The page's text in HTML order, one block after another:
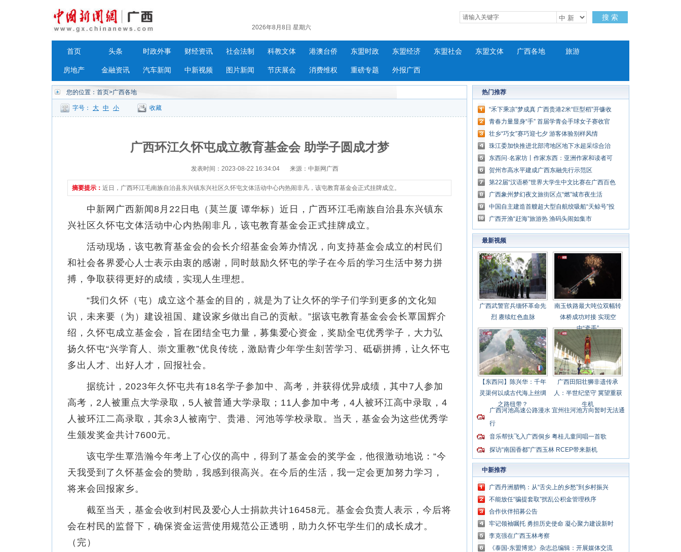
2026年8月8日 星期六
搜 索
首页 头条 时政外事 财经资讯 社会法制 科教文体 港澳台侨 东盟时政 东盟经济 东盟社会 东盟文体 广西各地 旅游
房地产 金融资讯 汽车新闻 中新视频 图片新闻 节庆展会 消费维权 重磅专题 外报广西
您的位置： 首页>广西各地
字号： 大 中 小 收藏
广西环江久怀屯成立教育基金会 助学子圆成才梦
发表时间：2023-08-22 16:34:04 来源：中新网广西
摘要提示： 近日，广西环江毛南族自治县东兴镇东兴社区久怀屯文体活动中心内热闹非凡，该屯教育基金会正式挂牌成立。
中新网广西新闻8月22日电（莫兰厦 谭华标）近日，广西环江毛南族自治县东兴镇东
兴社区久怀屯文体活动中心内热闹非凡，该屯教育基金会正式挂牌成立。
活动现场，该屯教育基金会的会长介绍基金会筹办情况，向支持基金会成立的村民们
和社会各界爱心人士表示由衷的感谢，同时鼓励久怀屯的学子在今后的学习生活中努力拼
搏，争取获得更好的成绩，实现人生理想。
“我们久怀（屯）成立这个基金的目的，就是为了让久怀的学子们学到更多的文化知
识，未来要（为）建设祖国、建设家乡做出自己的贡献。”据该屯教育基金会会长覃国辉介
绍，久怀屯成立基金会，旨在团结全屯力量，募集爱心资金，奖励全屯优秀学子，大力弘
扬久怀屯“兴学育人、崇文重教”优良传统，激励青少年学生刻苦学习、砥砺拼搏，让久怀屯
多出人才、出好人才，回报社会。
据统计，2023年久怀屯共有18名学子参加中、高考，并获得优异成绩，其中7人参加
高考，2人被重点大学录取，5人被普通大学录取；11人参加中考，4人被环江高中录取，4
人被环江二高录取，其余3人被南宁、贵港、河池等学校录取。当天，基金会为这些优秀学
生颁发奖金共计7600元。
该屯学生覃浩瀚今年考上了心仪的高中，得到了基金会的奖学金，他很激动地说：“今
天我受到了久怀基金会的赞助，我感到很高兴。在今后的生活，我一定会更加努力学习，
将来会回报家乡。
截至当天，基金会收到村民及爱心人士捐款共计16458元。基金会负责人表示，今后将
会在村民的监督下，确保资金运营使用规范公正透明，助力久怀屯学生们的成长成才。
（完）
热门推荐
“禾下乘凉”梦成真 广西贵港2米“巨型稻”开镰收
割
青春力量显身“手” 首届学青会手球女子赛收官
壮乡“巧女”赛巧迎七夕 游客体验别样风情
珠江委加快推进北部湾地区地下水超采综合治
理
东西问·名家坊丨作家东西：亚洲作家和读者可
有良好“化学反应”
贺州市高水平建成广西东融先行示范区
第22届“汉语桥”世界大学生中文比赛在广西百色
启动
广西象州梦幻夜文旅街区点“燃”城市夜生活
中国自主建造首艘超大型自航绞吸船“天鲸号”投
入平陆运河建设施工
广西开渔“赶海”旅游热 渔码头闹如集市
最新视频
广西武警官兵缅怀革命先
烈 赓续红色血脉
南玉铁路最大吨位双幅转
体桥成功对接 实现空
中“牵手”
【东西问】陈兴华：千年
灵渠何以成古代海上丝绸
之路纽带？
广西田阳壮狮非遗传承
人：半世纪坚守 冀望重获
生机
广西河池高速公路漫水 宜州往河池方向暂时无法通
行
音乐帮扶飞入广西侗乡 粤桂儿童同唱一首歌
探访“南国香都”广西玉林 RCEP带来新机
中新推荐
广西丹洲腊鸭：从“舌尖上的乡愁”到乡村振兴
的“利器”
不能放任“骗提套取”扰乱公积金管理秩序
合作伙伴招募公告
牢记领袖嘱托 勇担历史使命 凝心聚力建设新时
代中国特色社会主义壮美广西
李克强在广西玉林考察
《泰国-东盟博览》杂志总编辑：开展媒体交流